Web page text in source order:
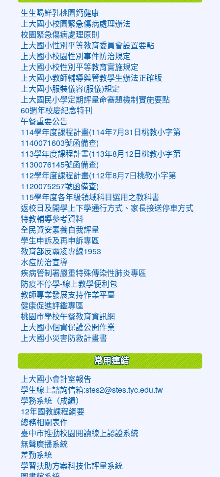
生生喝鮮乳桃園鈣健康
上大國小校園緊急傷病處理辦法
校園緊急傷病處理原則
上大國小性別平等教育委員會設置要點
上大國小校園性別事件防治規定
上大國小校性別平等教育實施規定
上大國小教師輔導與管教學生辦法正確版
上大國小服裝儀容(服儀)規定
上大國民小學定期評量命審題機制實施要點
60週年校慶紀念特刊
午餐重要公告
114學年度課程計畫(114年7月31日桃教小字第
1140071603號函備查)
113學年度課程計畫(113年8月12日桃教小字第
1130076145號函備查)
112學年度課程計畫(112年8月7日桃教小字第
1120075257號函備查)
115學年度各年級領域科目選用之教科書
返校日及開學上下學通行方式、家長接送停車方式
特教輔導參考資料
全民資安素養自我評量
學生申訴及再申訴專區
教育部反霸凌專線1953
水痘防治宣導
疾病管制署嚴重特殊傳染性肺炎專區
防疫不停學-線上教學便利包
教師專業發展支持作業平臺
健康促進評鑑專區
桃園市學校午餐教育資訊網
上大國小個資保護公開作業
上大國小災害防救計畫書
常用連結
上大國小會計室報告
學生線上諮詢信箱:stes2@stes.tyc.edu.tw
學務系統（成績）
12年國教課程綱要
總務相關表件
臺中市推動校園閱讀線上認證系統
無聲廣播系統
差勤系統
學習扶助方案科技化評量系統